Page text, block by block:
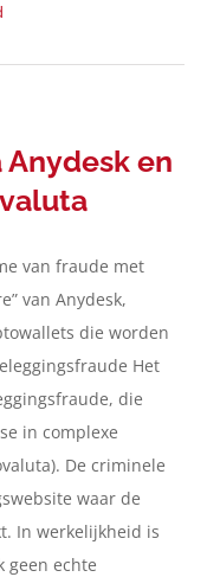
en
van fraude met
van Anydesk,
die worden
Het
die
in complexe
De criminele
waar de
In werkelijkheid is
geen echte